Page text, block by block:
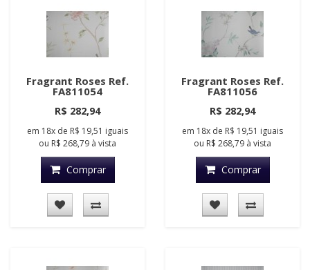
Fragrant Roses Ref.
FA811054
R$ 282,94
em 18x de R$ 19,51 iguais
ou R$ 268,79 à vista
Comprar
Fragrant Roses Ref.
FA811056
R$ 282,94
em 18x de R$ 19,51 iguais
ou R$ 268,79 à vista
Comprar